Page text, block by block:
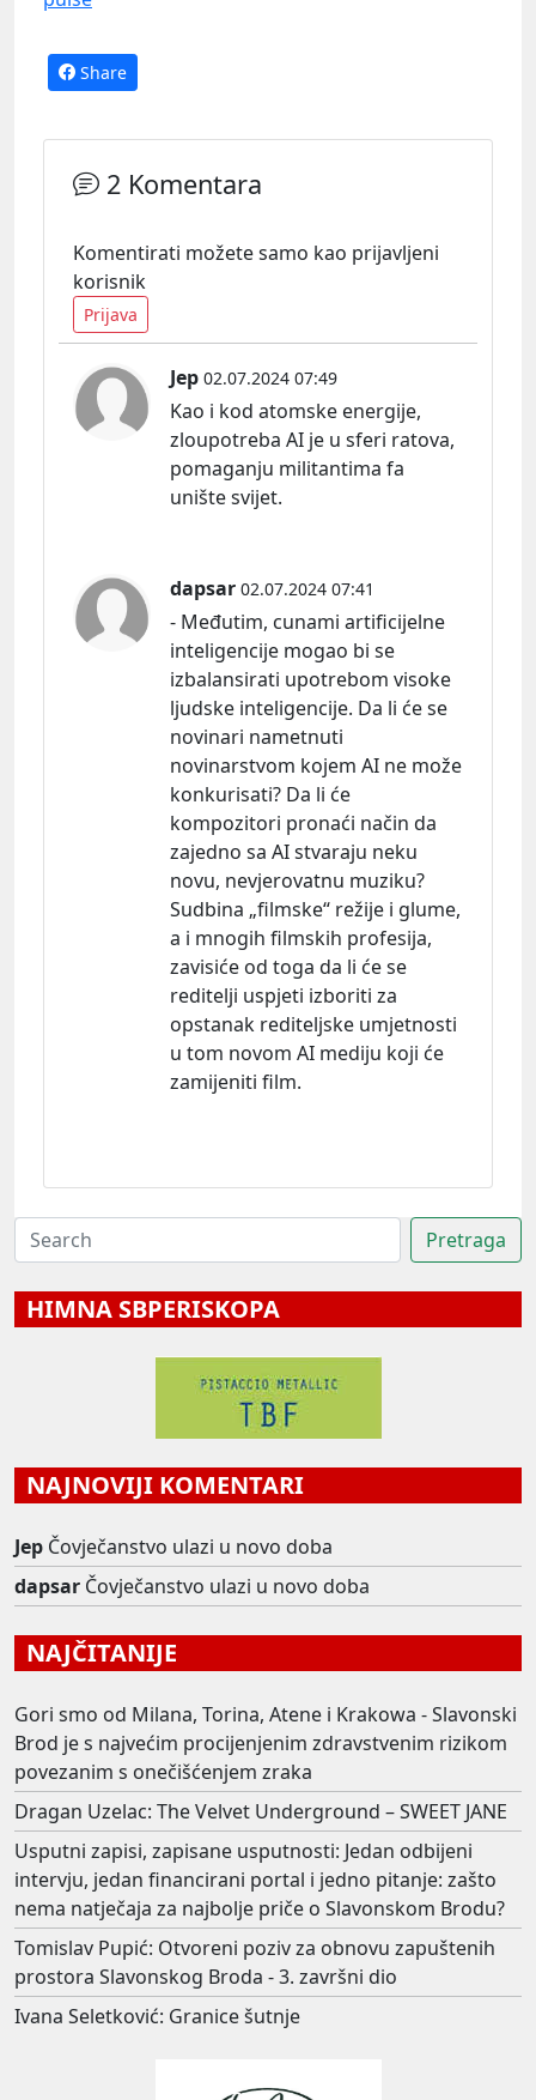
Share
2 Komentara
Komentirati možete samo kao prijavljeni
korisnik
Prijava
Jep 02.07.2024 07:49
Kao i kod atomske energije,
zloupotreba AI je u sferi ratova,
pomaganju militantima fa
unište svijet.
dapsar 02.07.2024 07:41
- Međutim, cunami artificijelne
inteligencije mogao bi se
izbalansirati upotrebom visoke
ljudske inteligencije. Da li će se
novinari nametnuti
novinarstvom kojem AI ne može
konkurisati? Da li će
kompozitori pronaći način da
zajedno sa AI stvaraju neku
novu, nevjerovatnu muziku?
Sudbina „filmske“ režije i glume,
a i mnogih filmskih profesija,
zavisiće od toga da li će se
reditelji uspjeti izboriti za
opstanak rediteljske umjetnosti
u tom novom AI mediju koji će
zamijeniti film.
HIMNA SBPERISKOPA
NAJNOVIJI KOMENTARI
Jep Čovječanstvo ulazi u novo doba
dapsar Čovječanstvo ulazi u novo doba
NAJČITANIJE
Gori smo od Milana, Torina, Atene i Krakowa - Slavonski
Brod je s najvećim procijenjenim zdravstvenim rizikom
povezanim s onečišćenjem zraka
Dragan Uzelac: The Velvet Underground – SWEET JANE
Usputni zapisi, zapisane usputnosti: Jedan odbijeni
intervju, jedan financirani portal i jedno pitanje: zašto
nema natječaja za najbolje priče o Slavonskom Brodu?
Tomislav Pupić: Otvoreni poziv za obnovu zapuštenih
prostora Slavonskog Broda - 3. završni dio
Ivana Seletković: Granice šutnje